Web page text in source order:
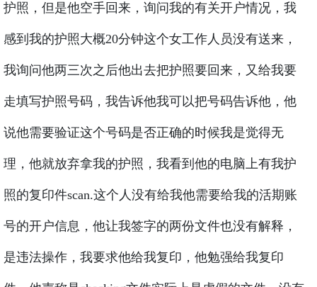
护照，但是他空手回来，询问我的有关开户情况，我
感到我的护照大概20分钟这个女工作人员没有送来，
我询问他两三次之后他出去把护照要回来，又给我要
走填写护照号码，我告诉他我可以把号码告诉他，他
说他需要验证这个号码是否正确的时候我是觉得无
理，他就放弃拿我的护照，我看到他的电脑上有我护
照的复印件scan.这个人没有给我他需要给我的活期账
号的开户信息，他让我签字的两份文件也没有解释，
是违法操作，我要求他给我复印，他勉强给我复印